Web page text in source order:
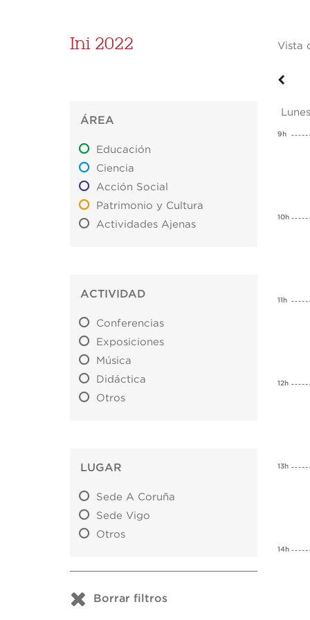
Ini 2022 Vista
ÁREA
Educación
Ciencia
Acción Social
Patrimonio y Cultura
Actividades Ajenas
ACTIVIDAD
Conferencias
Exposiciones
Música
Didáctica
Otros
LUGAR
Sede A Coruña
Sede Vigo
Otros
Borrar filtros
9h
10h
11h
12h
13h
14h